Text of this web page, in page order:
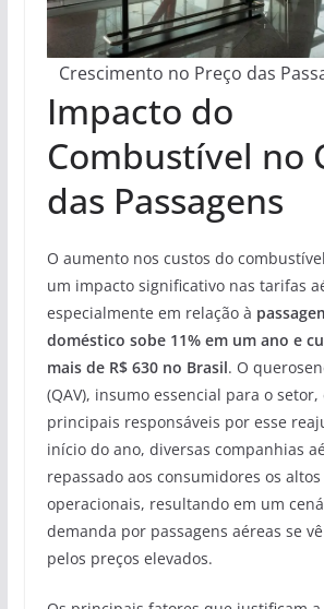
Crescimento no Preço das
Impacto do
Combustível no
das Passagens
O aumento nos custos do
um impacto significativo nas tarifas
especialmente em relação à
doméstico sobe 11% em um ano e
mais de R$ 630 no Brasil. O
(QAV), insumo essencial para o setor,
principais responsáveis por esse
início do ano, diversas companhias
repassado aos consumidores os altos
operacionais, resultando em um
demanda por passagens aéreas se
pelos preços elevados.